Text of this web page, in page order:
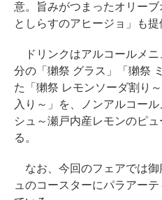
意。旨みがつまったオリー
としらすのアヒージョ」も提
ドリンクはアルコールメニ
分の「獺祭 グラス」「獺祭
た「獺祭 レモンソーダ割り
入り～」を、ノンアルコー
シュ～瀬戸内産レモンのピ
る。
なお、今回のフェアでは御
ュのコースターにパラアー